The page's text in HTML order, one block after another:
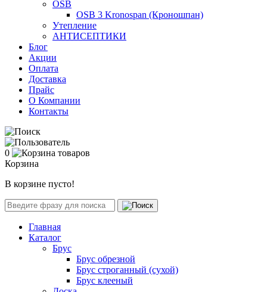
OSB
OSB 3 Kronospan (Кроношпан)
Утепление
АНТИСЕПТИКИ
Блог
Акции
Оплата
Доставка
Прайс
О Компании
Контакты
0
Корзина
В корзине пусто!
Главная
Каталог
Брус
Брус обрезной
Брус строганный (сухой)
Брус клееный